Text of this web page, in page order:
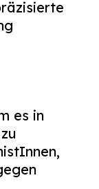
es in